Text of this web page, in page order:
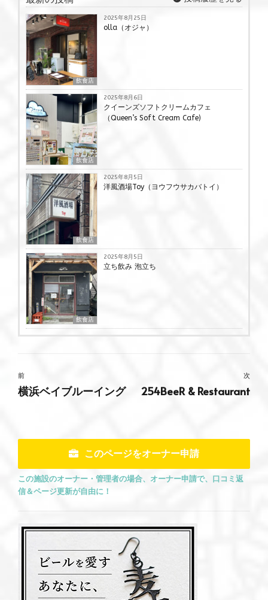
飲食店
2025年8月25日
olla（オジャ）
飲食店
2025年8月6日
クイーンズソフトクリームカフェ
（Queen’s Soft Cream Cafe)
飲食店
2025年8月5日
洋風酒場Toy（ヨウフウサカバトイ）
飲食店
2025年8月5日
立ち飲み 泡立ち
前
横浜ベイブルーイング
次
254BeeR & Restaurant
このページをオーナー申請
この施設のオーナー・管理者の場合、オーナー申請で、口コミ返
信＆ページ更新が自由に！